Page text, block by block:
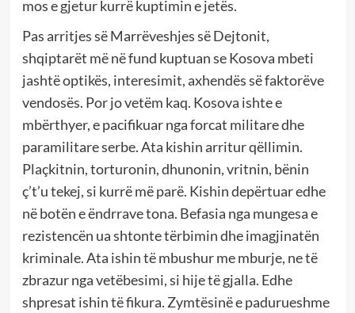
mos e gjetur kurrë kuptimin e jetës.
Pas arritjes së Marrëveshjes së Dejtonit,
shqiptarët më në fund kuptuan se Kosova mbeti
jashtë optikës, interesimit, axhendës së faktorëve
vendosës. Por jo vetëm kaq. Kosova ishte e
mbërthyer, e pacifikuar nga forcat militare dhe
paramilitare serbe. Ata kishin arritur qëllimin.
Plaçkitnin, torturonin, dhunonin, vritnin, bënin
ç’t’u tekej, si kurrë më parë. Kishin depërtuar edhe
në botën e ëndrrave tona. Befasia nga mungesa e
rezistencën ua shtonte tërbimin dhe imagjinatën
kriminale. Ata ishin të mbushur me mburje, ne të
zbrazur nga vetëbesimi, si hije të gjalla. Edhe
shpresat ishin të fikura. Zymtësinë e padurueshme